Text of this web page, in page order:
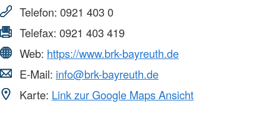
Telefon: 0921 403 0
Telefax: 0921 403 419
Web: https://www.brk-bayreuth.de
E-Mail: info@brk-bayreuth.de
Karte: Link zur Google Maps Ansicht